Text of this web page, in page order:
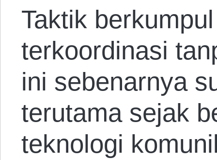
Taktik
terkoordinasi
ini sebenarnya
terutama sejak
teknologi